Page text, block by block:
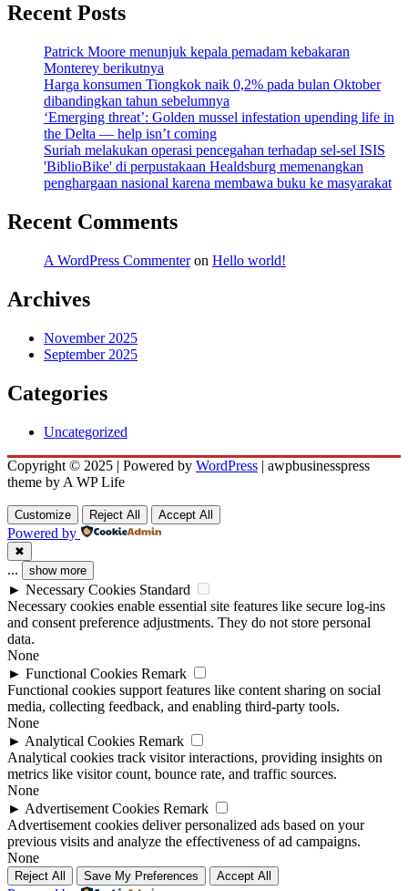
Recent Posts
Patrick Moore menunjuk kepala pemadam kebakaran
Monterey berikutnya
Harga konsumen Tiongkok naik 0,2% pada bulan Oktober
dibandingkan tahun sebelumnya
‘Emerging threat’: Golden mussel infestation upending life in
the Delta — help isn’t coming
Suriah melakukan operasi pencegahan terhadap sel-sel ISIS
'BiblioBike' di perpustakaan Healdsburg memenangkan
penghargaan nasional karena membawa buku ke masyarakat
Recent Comments
A WordPress Commenteron Hello world!
Archives
November 2025
September 2025
Categories
Uncategorized
Copyright © 2025 | Powered by WordPress | awpbusinesspress
theme by A WP Life
Customize Reject All Accept All
Powered by
✖
... show more
► Necessary Cookies Standard
Necessary cookies enable essential site features like secure log-ins
and consent preference adjustments. They do not store personal
data.
None
► Functional Cookies Remark
Functional cookies support features like content sharing on social
media, collecting feedback, and enabling third-party tools.
None
► Analytical Cookies Remark
Analytical cookies track visitor interactions, providing insights on
metrics like visitor count, bounce rate, and traffic sources.
None
► Advertisement Cookies Remark
Advertisement cookies deliver personalized ads based on your
previous visits and analyze the effectiveness of ad campaigns.
None
Reject All Save My Preferences Accept All